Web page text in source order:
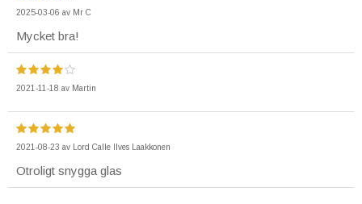
2025-03-06 av Mr C
Mycket bra!
2021-11-18 av Martin
2021-08-23 av Lord Calle Ilves Laakkonen
Otroligt snygga glas